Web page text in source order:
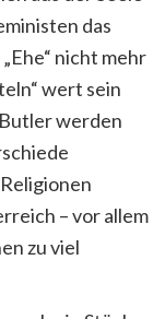
das
nicht mehr
wert sein
werden
– vor allem
zu viel